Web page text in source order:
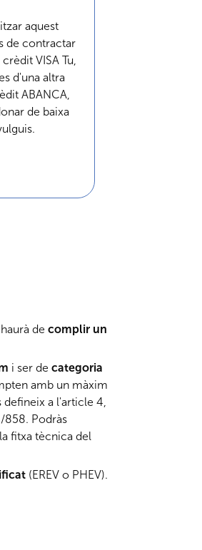
aquest
de contractar
VISA Tu,
d'una altra
ABANCA,
de baixa
de complir un
i ser de categoria
amb un màxim
defineix a l'article 4,
858. Podràs
fitxa tècnica del
(EREV o PHEV).